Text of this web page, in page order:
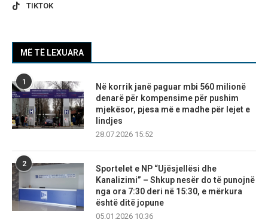
TIKTOK
MË TË LEXUARA
1
Në korrik janë paguar mbi 560 milionë
denarë për kompensime për pushim
mjekësor, pjesa më e madhe për lejet e
lindjes
28.07.2026 15:52
2
Sportelet e NP “Ujësjellësi dhe
Kanalizimi” – Shkup nesër do të punojnë
nga ora 7:30 deri në 15:30, e mërkura
është ditë jopune
05.01.2026 10:36